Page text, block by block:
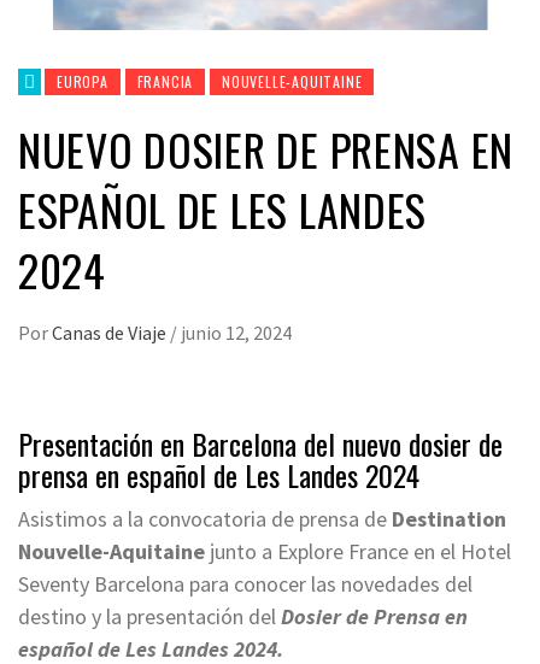
EUROPA FRANCIA NOUVELLE-AQUITAINE
NUEVO DOSIER DE PRENSA EN
ESPAÑOL DE LES LANDES
2024
PorCanas de Viaje / junio 12, 2024
Presentación en Barcelona del nuevo dosier de
prensa en español de Les Landes 2024
Asistimos a la convocatoria de prensa de Destination
Nouvelle-Aquitaine junto a Explore France en el Hotel
Seventy Barcelona para conocer las novedades del
destino y la presentación del Dosier de Prensa en
español de Les Landes 2024.